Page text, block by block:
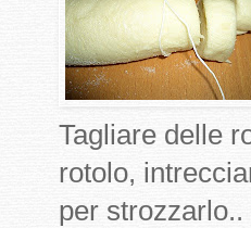
Tagliare delle
rotolo,
per strozzarlo..